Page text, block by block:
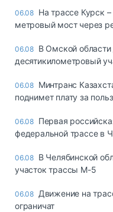
06.08 На трассе Курск
метровый мост через
06.08 В Омской
десятикилометровый
06.08 Минтранс
поднимет плату за
06.08 Первая
федеральной трассе в
06.08 В Челябинской
участок трассы М-5
06.08 Движение на
ограничат